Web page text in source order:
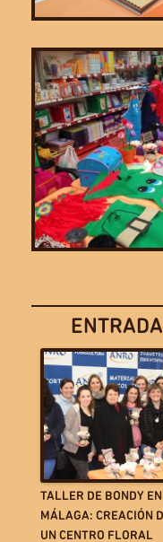
TALLER DE BONDY EN
MÁLAGA: CREACIÓN
UN CENTRO FLORAL